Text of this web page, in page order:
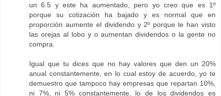
un 6.5 y este ha aumentado, pero yo creo que es 1º
porque su cotización ha bajado y es normal que en
proporción aumente el dividendo y 2º porque le han visto
las orejas al lobo y o aumentan dividendos o la gente no
compra.
Igual que tu dices que no hay valores que den un 20%
anual constantemente, en lo cual estoy de acuerdo, yo te
demuestro que tampoco hay empresas que repartan 10%,
ni 7%, ni 5% constantemente, lo de los dividendos es